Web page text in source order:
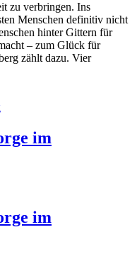
zu verbringen. Ins
Menschen definitiv nicht
hinter Gittern für
– zum Glück für
zählt dazu. Vier
im
im